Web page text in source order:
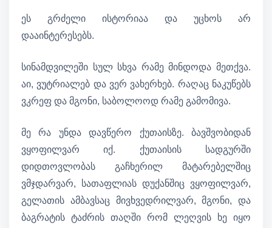
ეს გრძელი ისტორიაა და უცხოს არ
დააინტერესებს.
სინამდვილეში სულ სხვა რამე მინდოდა მეთქვა.
აი, ვუტრიალებ და ვერ ვახერხებ. რაღაც ნაკუწებს
ვკრეფ და მგონი, საბოლოოდ რამე გამომივა.
მე რა უნდა დავწერო ქუთაისზე. ბავშვობიდან
ვყოფილვარ იქ. ქუთაისის სადგურში
დიდთოვლობას გაჩხერილ მატარებელშიც
ვმჯდარვარ, სათაფლიას დუქანშიც ვყოფილვარ,
გელათის ამბავსაც მივხვედრილვარ, მგონი, და
ბაგრატის ტაძრის თაღში რომ ლეღვის ხე იყო